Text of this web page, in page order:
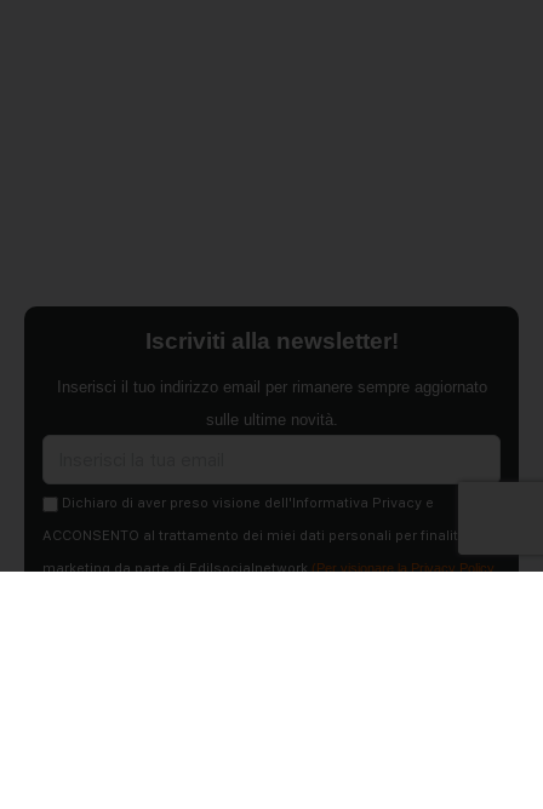
Iscriviti alla newsletter!
Inserisci il tuo indirizzo email per rimanere sempre aggiornato
sulle ultime novità.
Dichiaro di aver preso visione dell'Informativa Privacy e
ACCONSENTO al trattamento dei miei dati personali per finalità di
marketing da parte di Edilsocialnetwork(Per visionare la Privacy Policy